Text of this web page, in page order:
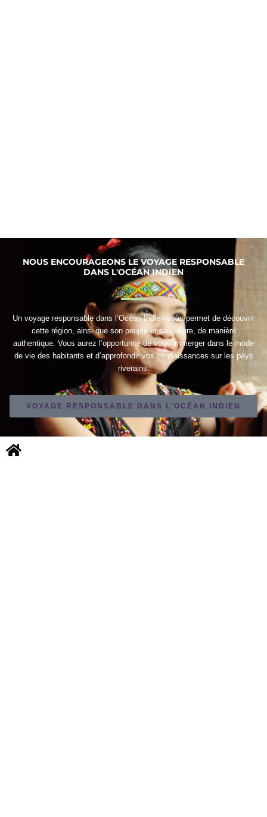
NOUS ENCOURAGEONS LE VOYAGE RESPONSABLE
DANS L'OCÉAN INDIEN
Un voyage responsable dans l’Océan Indien vous permet de découvrir
cette région, ainsi que son peuple et sa culture, de manière
authentique. Vous aurez l’opportunité de vous immerger dans le mode
de vie des habitants et d’approfondir vos connaissances sur les pays
riverains.
VOYAGE RESPONSABLE DANS L'OCÉAN INDIEN